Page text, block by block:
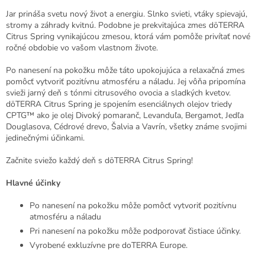
Jar prináša svetu nový život a energiu. Slnko svieti, vtáky spievajú,
stromy a záhrady kvitnú. Podobne je prekvitajúca zmes dōTERRA
Citrus Spring vynikajúcou zmesou, ktorá vám pomôže privítať nové
ročné obdobie vo vašom vlastnom živote.
Po nanesení na pokožku môže táto upokojujúca a relaxačná zmes
pomôcť vytvoriť pozitívnu atmosféru a náladu. Jej vôňa pripomína
svieži jarný deň s tónmi citrusového ovocia a sladkých kvetov.
dōTERRA Citrus Spring je spojením esenciálnych olejov triedy
CPTG™ ako je olej Divoký pomaranč, Levanduľa, Bergamot, Jedľa
Douglasova, Cédrové drevo, Šalvia a Vavrín, všetky známe svojimi
jedinečnými účinkami.
Začnite sviežo každý deň s dōTERRA Citrus Spring!
Hlavné účinky
Po nanesení na pokožku môže pomôcť vytvoriť pozitívnu
atmosféru a náladu
Pri nanesení na pokožku môže podporovať čistiace účinky.
Vyrobené exkluzívne pre doTERRA Europe.